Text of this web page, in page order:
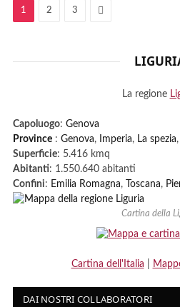
1 2 3 Next
La regione
Capoluogo: Genova
Province : Genova, Imperia, La spezia,
Superficie: 5.416 kmq
Abitanti: 1.550.640 abitanti
Confini: Emilia Romagna, Toscana,
Cartina della
Cartina dell'Italia
DAI NOSTRI COLLABORATORI